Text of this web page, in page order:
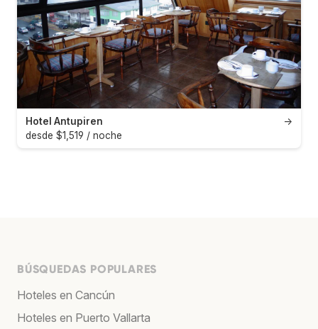
→
Hotel Antupiren
desde $1,519 / noche
BÚSQUEDAS POPULARES
Hoteles en Cancún
Hoteles en Puerto Vallarta